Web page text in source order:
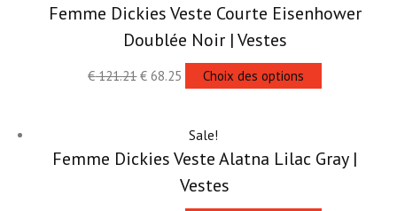
Femme Dickies Veste Courte Eisenhower
Doublée Noir | Vestes
€121.21 € 68.25 Choix des options
Sale!
Femme Dickies Veste Alatna Lilac Gray |
Vestes